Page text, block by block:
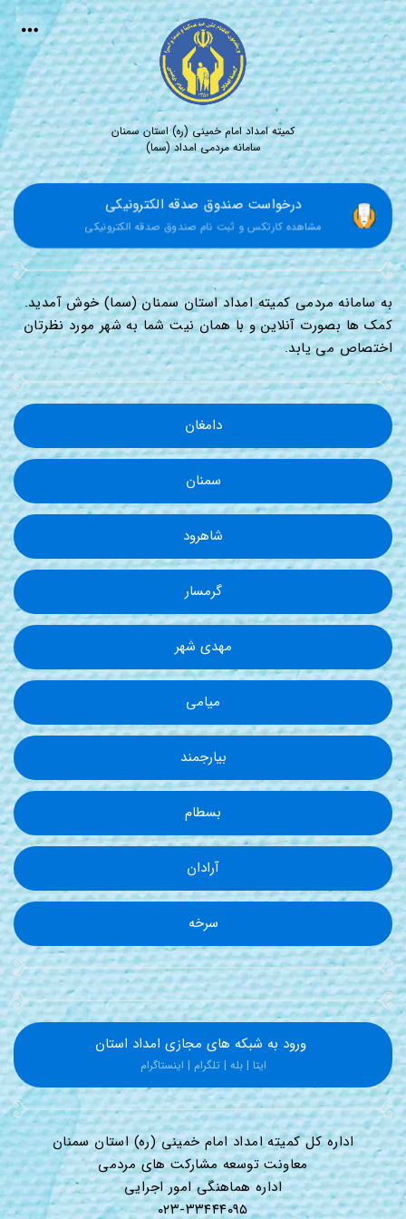
کمیته امداد امام خمینی (ره) استان سمنان
سامانه مردمی امداد (سما)
درخواست صندوق صدقه الکترونیکی
مشاهده کارتکس و ثبت نام صندوق صدقه الکترونیکی
به سامانه مردمی کمیته امداد استان سمنان (سما) خوش آمدید.
کمک ها بصورت آنلاین و با همان نیت شما به شهر مورد نظرتان
اختصاص می یابد.
دامغان
سمنان
شاهرود
گرمسار
مهدی شهر
میامی
بیارجمند
بسطام
آرادان
سرخه
ایتا | بله | تلگرام | اینستاگرام
اداره کل کمیته امداد امام خمینی (ره) استان سمنان
معاونت توسعه مشارکت های مردمی
اداره هماهنگی امور اجرایی
۰۲۳-۳۳۴۴۴۰۹۵